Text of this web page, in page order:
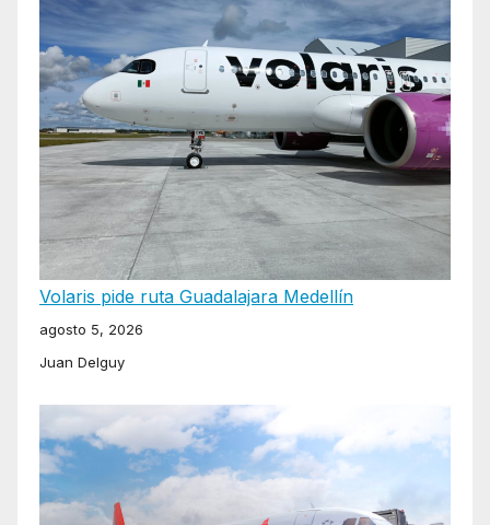
Volaris pide ruta Guadalajara Medellín
agosto 5, 2026
Juan Delguy